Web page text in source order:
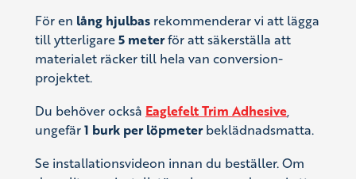
För en lång hjulbas rekommenderar vi att lägga
till ytterligare5 meterför att säkerställa att
materialet räcker till hela van conversion-
projektet.
Du behöver också Eaglefelt Trim Adhesive,
ungefär1 burk per löpmeterbeklädnadsmatta.
Se installationsvideon innan du beställer. Om